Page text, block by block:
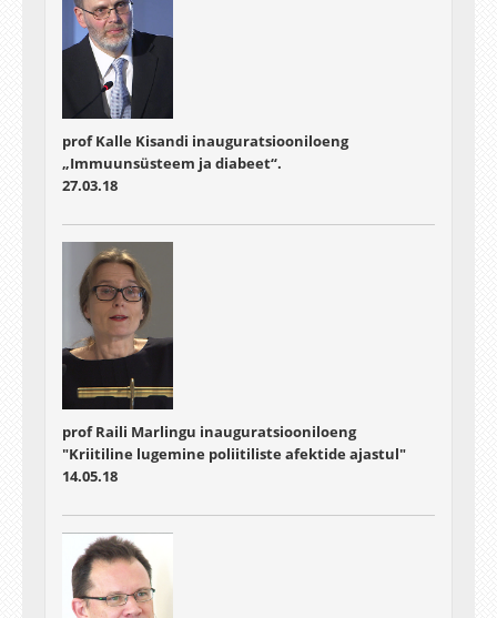
prof Kalle Kisandi inauguratsiooniloeng
„Immuunsüsteem ja diabeet“.
27.03.18
prof Raili Marlingu inauguratsiooniloeng
"Kriitiline lugemine poliitiliste afektide ajastul"
14.05.18